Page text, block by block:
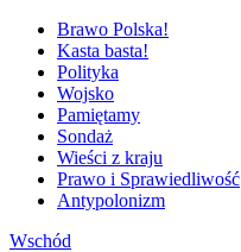
Brawo Polska!
Kasta basta!
Polityka
Wojsko
Pamiętamy
Sondaż
Wieści z kraju
Prawo i Sprawiedliwość
Antypolonizm
Wschód